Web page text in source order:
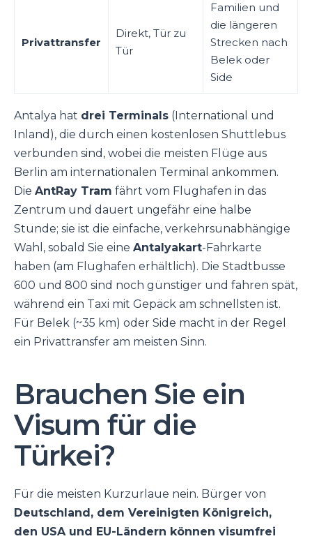
Privattransfer
Direkt, Tür zu
Tür
Familien und
die längeren
Strecken nach
Belek oder
Side
Antalya hat drei Terminals (International und
Inland), die durch einen kostenlosen Shuttlebus
verbunden sind, wobei die meisten Flüge aus
Berlin am internationalen Terminal ankommen.
Die AntRay Tram fährt vom Flughafen in das
Zentrum und dauert ungefähr eine halbe
Stunde; sie ist die einfache, verkehrsunabhängige
Wahl, sobald Sie eine Antalyakart-Fahrkarte
haben (am Flughafen erhältlich). Die Stadtbusse
600 und 800 sind noch günstiger und fahren spät,
während ein Taxi mit Gepäck am schnellsten ist.
Für Belek (~35 km) oder Side macht in der Regel
ein Privattransfer am meisten Sinn.
Brauchen Sie ein
Visum für die
Türkei?
Für die meisten Kurzurlaue nein. Bürger von
Deutschland, dem Vereinigten Königreich,
den USA und EU-Ländern können visumfrei